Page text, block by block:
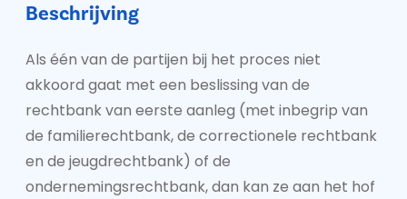
Beschrijving
Als één van de partijen bij het proces niet
akkoord gaat met een beslissing van de
rechtbank van eerste aanleg (met inbegrip van
de familierechtbank, de correctionele rechtbank
en de jeugdrechtbank) of de
ondernemingsrechtbank, dan kan ze aan het hof